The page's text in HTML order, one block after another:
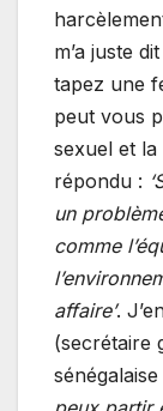
m’a juste
tapez une
peut vous
sexuel et la
répondu :
un
comme
affaire’.
(secrétaire